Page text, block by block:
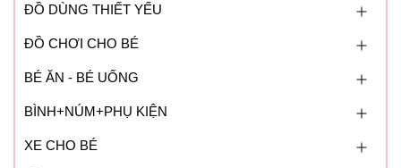
BẢO QUẢN
phẩm.
Để xa tầm tay trẻ em.
ĐỒ DÙNG THIẾT YẾU
ĐỒ CHƠI CHO BÉ
BÉ ĂN - BÉ UỐNG
BÌNH+NÚM+PHỤ KIỆN
XE CHO BÉ